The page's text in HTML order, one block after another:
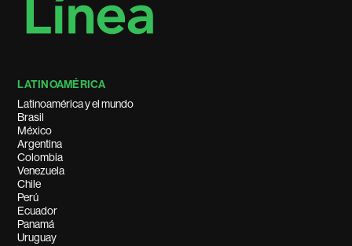
LATINOAMÉRICA
Latinoamérica y el mundo
Brasil
México
Argentina
Colombia
Venezuela
Chile
Perú
Ecuador
Panamá
Uruguay